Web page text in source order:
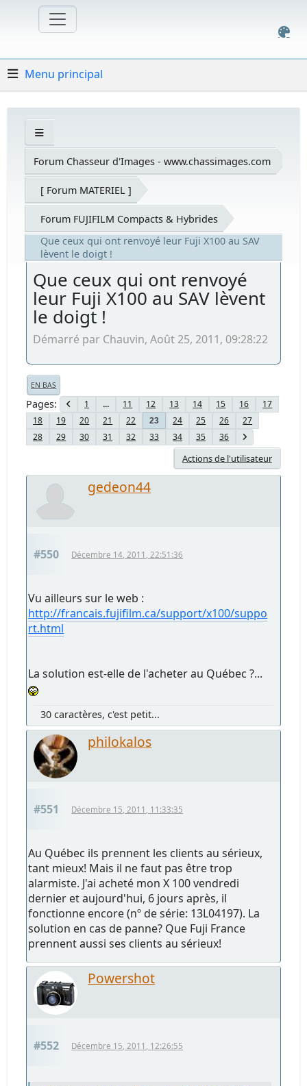
Menu principal
Forum Chasseur d'Images - www.chassimages.com
[ Forum MATERIEL ]
Forum FUJIFILM Compacts & Hybrides
Que ceux qui ont renvoyé leur Fuji X100 au SAV
lèvent le doigt !
Que ceux qui ont renvoyé
leur Fuji X100 au SAV lèvent
le doigt !
Démarré par Chauvin, Août 25, 2011, 09:28:22
EN BAS
Pages 1 ... 11 12 13 14 15 16
17
18
19 20 21 22 23 24 25 26
27
28
29 30 31 32 33 34 35 36
Actions de l'utilisateur
gedeon44
#550 Décembre 14, 2011, 22:51:36
Vu ailleurs sur le web :
http://francais.fujifilm.ca/support/x100/suppo
rt.html
La solution est-elle de l'acheter au Québec ?...
30 caractères, c'est petit...
philokalos
#551 Décembre 15, 2011, 11:33:35
Au Québec ils prennent les clients au sérieux,
tant mieux! Mais il ne faut pas être trop
alarmiste. J'ai acheté mon X 100 vendredi
dernier et aujourd'hui, 6 jours après, il
fonctionne encore (nº de série: 13L04197). La
solution en cas de panne? Que Fuji France
prennent aussi ses clients au sérieux!
Powershot
#552 Décembre 15, 2011, 12:26:55